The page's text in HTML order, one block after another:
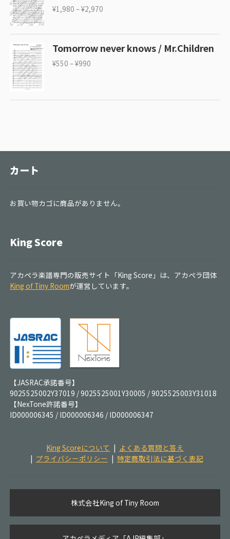
¥1,980 –¥2,970
Tomorrow never knows / Mr.Children
¥550 –¥990
カート
お買い物カゴに商品がありません。
King Score
アカペラ楽譜専門の販売サイト「King Score」は、アカペラ団体
King of Tiny Roomが運営しています。
【JASRAC承諾番号】
9025525002Y37019 / 9025525001Y30005 / 9025525003Y31018
【NexTone許諾番号】
ID000006345 / ID000006346 / ID000006347
King Scoreについて
よくある質問と答え
プライバシーポリシー
特定商取引法に基づく表記
株式会社King of Tiny Room